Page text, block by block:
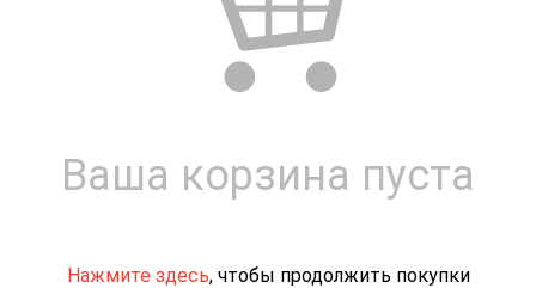
Ваша корзина пуста
Нажмите здесь, чтобы продолжить покупки